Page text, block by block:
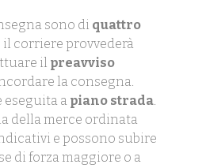
sono di quattro
, il corriere provvederà
il preavviso
la consegna.
eseguita a piano strada.
della merce ordinata
e possono subire
di forza maggiore o a